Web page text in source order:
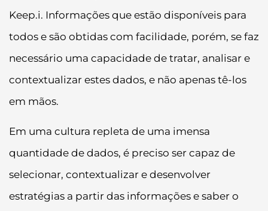
Keep.i. Informações que estão disponíveis para
todos e são obtidas com facilidade, porém, se faz
necessário uma capacidade de tratar, analisar e
contextualizar estes dados, e não apenas tê-los
em mãos.
Em uma cultura repleta de uma imensa
quantidade de dados, é preciso ser capaz de
selecionar, contextualizar e desenvolver
estratégias a partir das informações e saber o